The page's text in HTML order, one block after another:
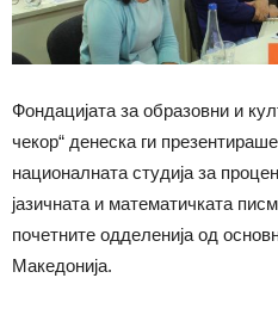
Фондацијата за образовни и
чекор“ денеска ги
националната студија за
јазичната и математичката
почетните одделенија од
Македонија.